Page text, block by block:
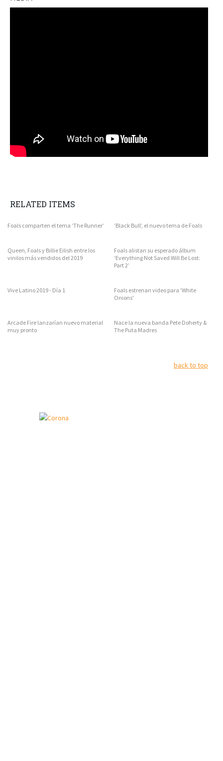
RELATED ITEMS
Foals comparten el tema ‘The Runner’ ’Black Bull’, el nuevo tema de Foals
Queen, Foals y Billie Eilish entre los
vinilos más vendidos del 2019
Foals alistan su esperado álbum
‘Everything Not Saved Will Be Lost:
Part 2’
Vive Latino 2019 - Día 1
Foals estrenan video para 'White
Onions'
Arcade Fire lanzarían nuevo material
muy pronto
Nace la nueva banda Pete Doherty &
The Puta Madres
back to top